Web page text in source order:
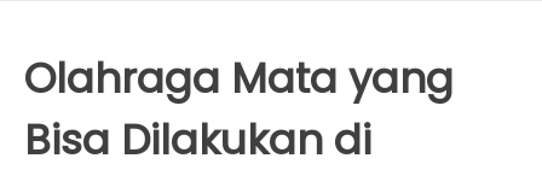
Olahraga Mata yang
Bisa Dilakukan di